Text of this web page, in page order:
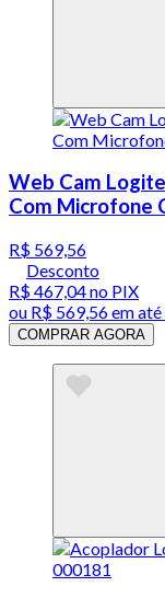
Web Cam
Com Microfone
R$ 569,56
Desconto
R$ 467,04no PIX
ou R$ 569,56em até
COMPRAR AGORA